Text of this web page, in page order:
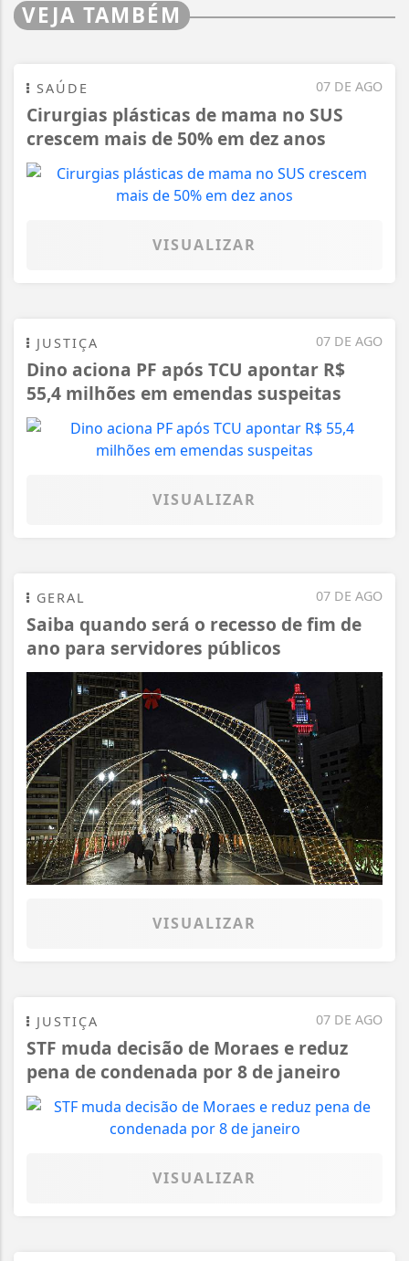
VEJA TAMBÉM
07 DE AGO
SAÚDE
Cirurgias plásticas de mama no SUS
crescem mais de 50% em dez anos
VISUALIZAR
07 DE AGO
JUSTIÇA
Dino aciona PF após TCU apontar R$
55,4 milhões em emendas suspeitas
VISUALIZAR
07 DE AGO
GERAL
Saiba quando será o recesso de fim de
ano para servidores públicos
VISUALIZAR
07 DE AGO
JUSTIÇA
STF muda decisão de Moraes e reduz
pena de condenada por 8 de janeiro
VISUALIZAR